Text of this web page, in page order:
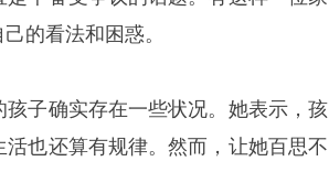
的看法和困惑。
子确实存在一些状况。她表示，孩
也还算有规律。然而，让她百思不